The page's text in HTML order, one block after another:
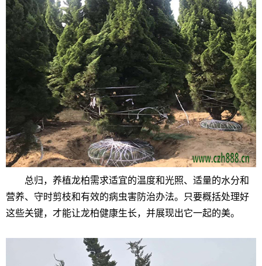
总归，养植龙柏需求适宜的温度和光照、适量的水分和
营养、守时剪枝和有效的病虫害防治办法。只要概括处理好
这些关键，才能让龙柏健康生长，并展现出它一起的美。